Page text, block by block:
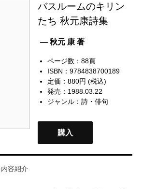
バスルームのキリン
たち 秋元康詩集
— 秋元 康 著
ページ数：88頁
ISBN：9784838700189
定価：880円 (税込)
発売：1988.03.22
ジャンル：詩・俳句
購入
内容紹介